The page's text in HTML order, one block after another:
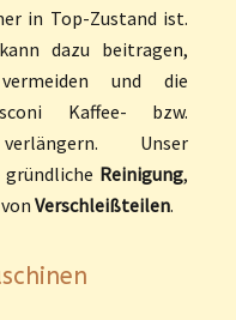
in Top-Zustand ist.
dazu beitragen,
und die
Kaffee- bzw.
Unser
Reinigung,
von Verschleißteilen.